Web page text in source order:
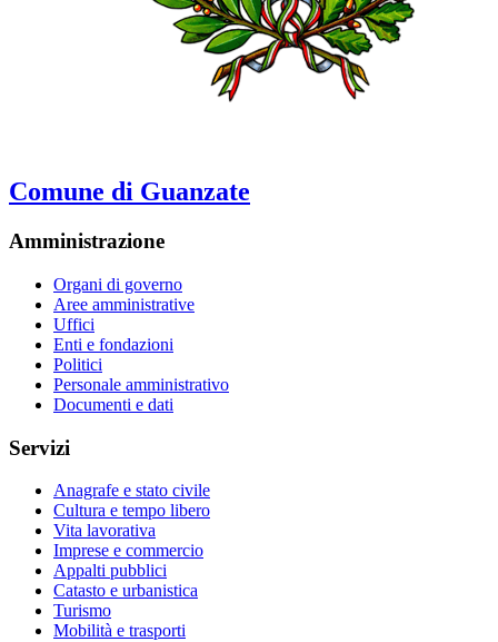
Comune di Guanzate
Amministrazione
Organi di governo
Aree amministrative
Uffici
Enti e fondazioni
Politici
Personale amministrativo
Documenti e dati
Servizi
Anagrafe e stato civile
Cultura e tempo libero
Vita lavorativa
Imprese e commercio
Appalti pubblici
Catasto e urbanistica
Turismo
Mobilità e trasporti